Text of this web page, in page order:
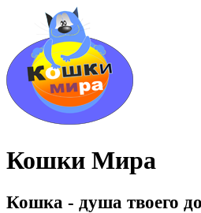
Кошки Мира
Кошка - душа твоего